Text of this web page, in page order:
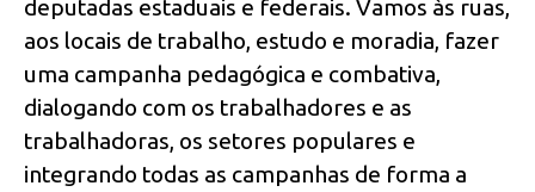
deputadas estaduais e federais. Vamos às ruas,
aos locais de trabalho, estudo e moradia, fazer
uma campanha pedagógica e combativa,
dialogando com os trabalhadores e as
trabalhadoras, os setores populares e
integrando todas as campanhas de forma a